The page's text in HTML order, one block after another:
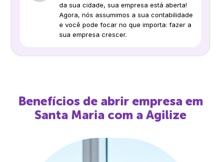
da sua cidade, sua empresa está aberta!
Agora, nós assumimos a sua contabilidade
e você pode focar no que importa: fazer a
sua empresa crescer.
Benefícios de abrir empresa em
Santa Maria com a Agilize